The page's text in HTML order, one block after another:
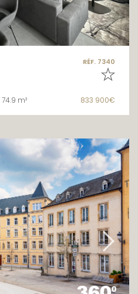
RÉF. 7340
74.9 m² 833 900€